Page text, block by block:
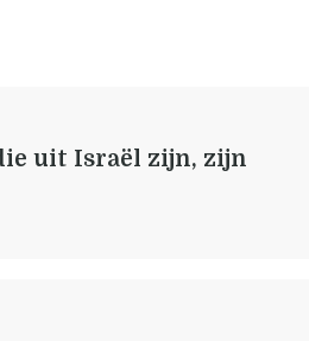
uit Israël zijn, zijn